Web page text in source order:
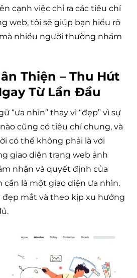
cạnh việc chỉ ra các tiêu chí
web, tôi sẽ giúp bạn hiểu rõ
nhiều người thường nhầm
Thiện – Thu Hút
Từ Lần Đầu
“ưa nhìn” thay vì “đẹp” vì sự
cũng có tiêu chí chung, và
có thể không phải là với
giao diện trang web ảnh
nhận và quyết định của
cần là một giao diện ưa nhìn.
đẹp mắt và theo kịp xu hướng